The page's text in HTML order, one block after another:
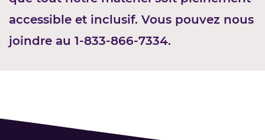
accessible et inclusif. Vous pouvez nous
joindre au 1-833-866-7334.